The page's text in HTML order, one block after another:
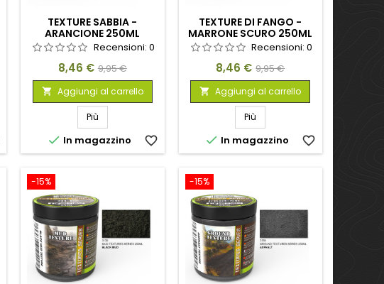
TEXTURE SABBIA -
ARANCIONE 250ML
Recensioni: 0
Prezzo
8,46 € Prezzo
base
9,95 €
 Aggiungi al carrello
Più
 In magazzino favorite_border
TEXTURE DI FANGO -
MARRONE SCURO 250ML
Recensioni:0
Prezzo
8,46 € Prezzo
base
9,95 €
 Aggiungi al carrello
Più
 In magazzino favorite_border
-15% -15%